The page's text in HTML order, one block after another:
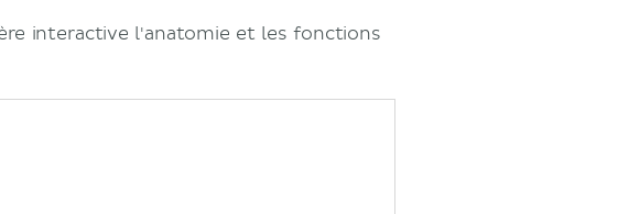
interactive l'anatomie et les fonctions